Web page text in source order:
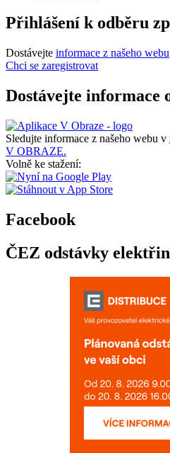
Přihlášení k odběru
Dostávejte informace z našeho webu
Chci se zaregistrovat
Dostávejte informace
Sledujte informace z našeho webu v
V OBRAZE.
Volně ke stažení:
Facebook
ČEZ odstávky